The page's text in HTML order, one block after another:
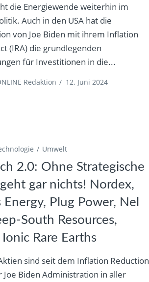
die Energiewende weiterhin im
Auch in den USA hat die
von Joe Biden mit ihrem Inflation
(IRA) die grundlegenden
für Investitionen in die...
Redaktion / 12. Juni 2024
Umwelt
2.0: Ohne Strategische
gar nichts! Nordex,
Energy, Plug Power, Nel
South Resources,
Rare Earths
sind seit dem Inflation Reduction
Joe Biden Administration in aller